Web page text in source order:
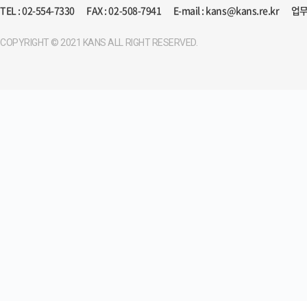
TEL : 02-554-7330
FAX : 02-508-7941 E-mail : kans@kans.re.kr 업
COPYRIGHT © 2021 KANS ALL RIGHT RESERVED.